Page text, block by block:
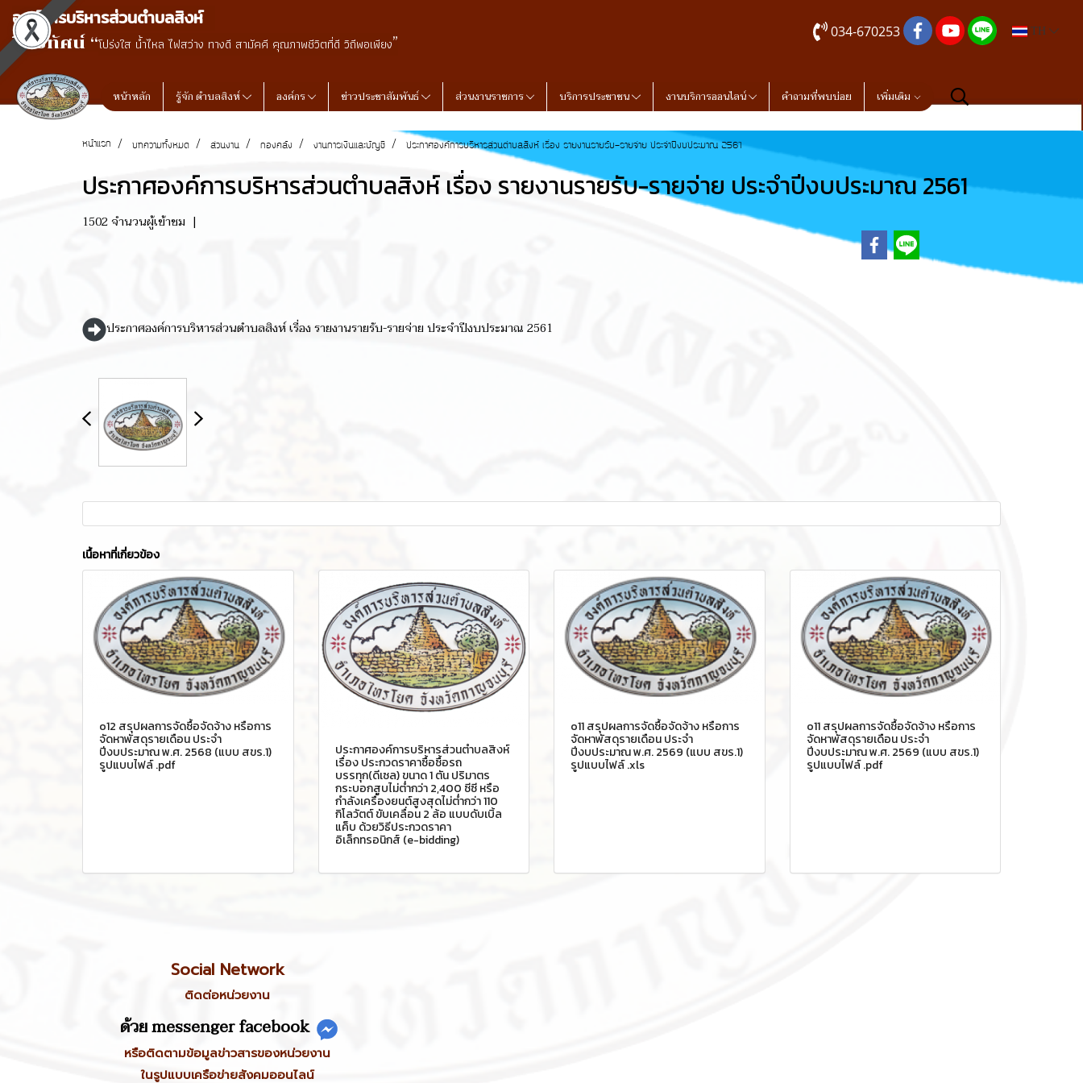
องค์การบริหารส่วนตำบลสิงห์
วิสัยทัศน์ “โปร่งใส น้ำไหล ไฟสว่าง ทางดี สามัคคี คุณภาพชีวิตที่ดี วิถีพอเพียง” 034-670253 TH
หน้าหลัก รู้จัก ตำบลสิงห์ องค์กร ข่าวประชาสัมพันธ์ ส่วนงานราชการ บริการประชาชน งานบริการออนไลน์ คำถามที่พบบ่อย เพิ่มเติม
หน้าแรก บทความทั้งหมด ส่วนงาน กองคลัง งานการเงินและบัญชี ประกาศองค์การบริหารส่วนตำบลสิงห์ เรื่อง รายงานรายรับ-รายจ่าย ประจำปีงบประมาณ 2561
ประกาศองค์การบริหารส่วนตำบลสิงห์ เรื่อง รายงานรายรับ-รายจ่าย ประจำปีงบประมาณ 2561
1502 จำนวนผู้เข้าชม |
ประกาศองค์การบริหารส่วนตำบลสิงห์ เรื่อง รายงานรายรับ-รายจ่าย ประจำปีงบประมาณ 2561
เนื้อหาที่เกี่ยวข้อง
o12 สรุปผลการจัดซื้อจัดจ้าง หรือการ
จัดหาพัสดุรายเดือน ประจำ
ปีงบประมาณ พ.ศ. 2568 (แบบ สขร.1)
รูปแบบไฟล์ .pdf
ประกาศองค์การบริหารส่วนตำบลสิงห์
เรื่อง ประกวดราคาซื้อซื้อรถ
บรรทุก(ดีเซล) ขนาด 1 ตัน ปริมาตร
กระบอกสูบไม่ต่ำกว่า 2,400 ซีซี หรือ
กำลังเครื่องยนต์สูงสุดไม่ต่ำกว่า 110
กิโลวัตต์ ขับเคลื่อน 2 ล้อ แบบดับเบิ้ล
แค็บ ด้วยวิธีประกวดราคา
อิเล็กทรอนิกส์ (e-bidding)
o11 สรุปผลการจัดซื้อจัดจ้าง หรือการ
จัดหาพัสดุรายเดือน ประจำ
ปีงบประมาณ พ.ศ. 2569 (แบบ สขร.1)
รูปแบบไฟล์ .xls
o11 สรุปผลการจัดซื้อจัดจ้าง หรือการ
จัดหาพัสดุรายเดือน ประจำ
ปีงบประมาณ พ.ศ. 2569 (แบบ สขร.1)
รูปแบบไฟล์ .pdf
Social Network
ติดต่อหน่วยงาน
ด้วย messenger facebook
หรือติดตามข้อมูลข่าวสารของหน่วยงาน
ในรูปแบบเครือข่ายสังคมออนไลน์